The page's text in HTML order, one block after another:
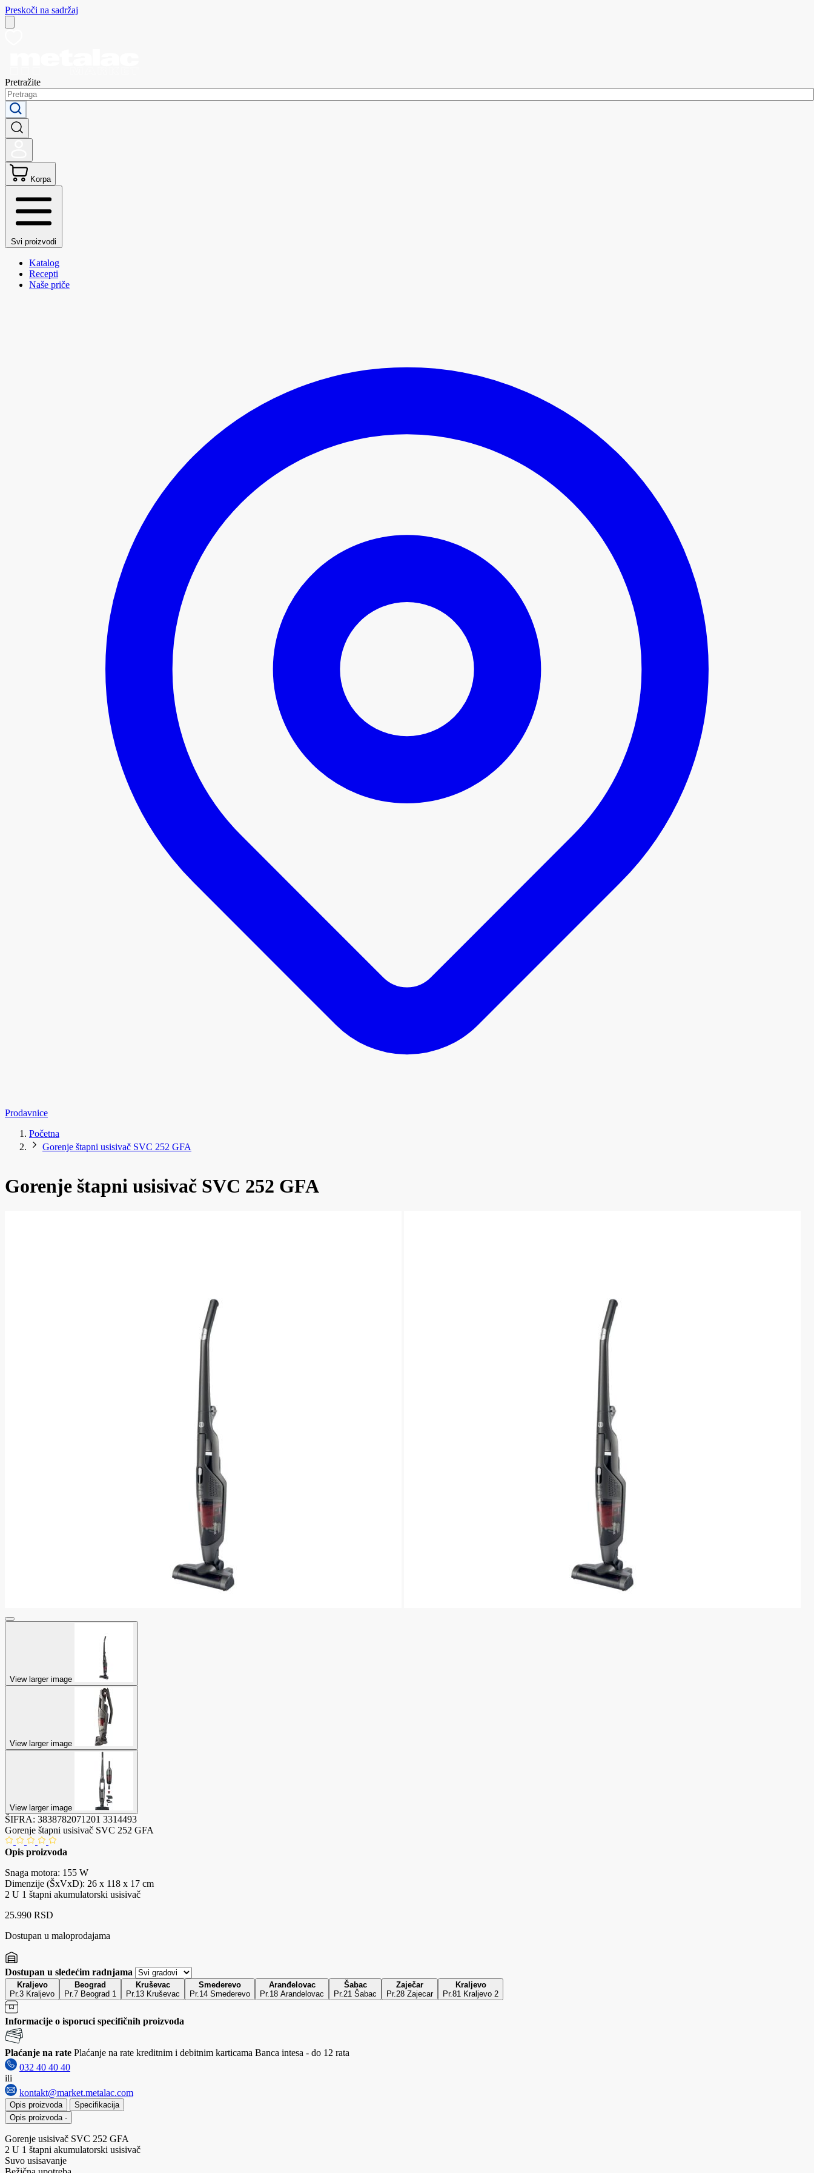
Preskoči na sadržaj
Pretražite
Korpa
Svi proizvodi
Katalog
Recepti
Naše priče
Prodavnice
Početna
Gorenje štapni usisivač SVC 252 GFA
Gorenje štapni usisivač SVC 252 GFA
View larger image
View larger image
View larger image
ŠIFRA: 3838782071201 3314493
Gorenje štapni usisivač SVC 252 GFA
Opis proizvoda
Snaga motora: 155 W
Dimenzije (ŠxVxD): 26 x 118 x 17 cm
2 U 1 štapni akumulatorski usisivač
25.990 RSD
Dostupan u maloprodajama
Dostupan u sledećim radnjama
Kraljevo
Pr.3 Kraljevo
Beograd
Pr.7 Beograd 1
Kruševac
Pr.13 Kruševac
Smederevo
Pr.14 Smederevo
Aranđelovac
Pr.18 Arandelovac
Šabac
Pr.21 Šabac
Zaječar
Pr.28 Zajecar
Kraljevo
Pr.81 Kraljevo 2
Informacije o isporuci specifičnih proizvoda
Plaćanje na rate Plaćanje na rate kreditnim i debitnim karticama Banca intesa - do 12 rata
032 40 40 40
ili
kontakt@market.metalac.com
Opis proizvoda
Specifikacija
Opis proizvoda -
Gorenje usisivač SVC 252 GFA
2 U 1 štapni akumulatorski usisivač
Suvo usisavanje